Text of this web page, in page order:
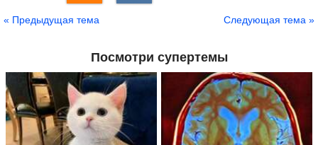
« Предыдущая тема Следующая тема »
Посмотри супертемы